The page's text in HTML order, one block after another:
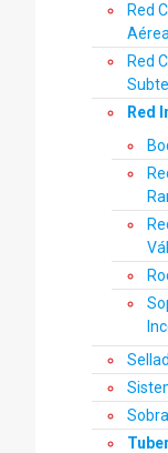
Red
Aérea
Red
Red